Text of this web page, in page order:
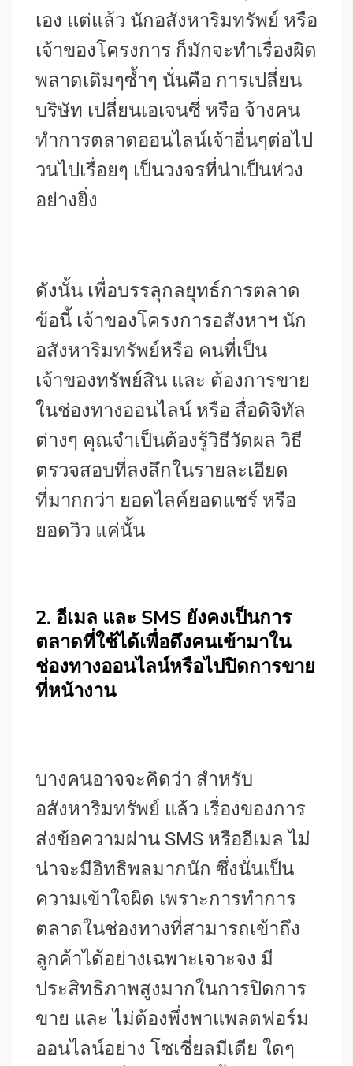
เอง แต่แล้ว นักอสังหาริมทรัพย์ หรือ
เจ้าของโครงการ ก็มักจะทำเรื่องผิด
พลาดเดิมๆซ้ำๆ นั่นคือ การเปลี่ยน
บริษัท เปลี่ยนเอเจนซี่ หรือ จ้างคน
ทำการตลาดออนไลน์เจ้าอื่นๆต่อไป
วนไปเรื่อยๆ เป็นวงจรที่น่าเป็นห่วง
อย่างยิ่ง
ดังนั้น เพื่อบรรลุกลยุทธ์การตลาด
ข้อนี้ เจ้าของโครงการอสังหาฯ นัก
อสังหาริมทรัพย์หรือ คนที่เป็น
เจ้าของทรัพย์สิน และ ต้องการขาย
ในช่องทางออนไลน์ หรือ สื่อดิจิทัล
ต่างๆ คุณจำเป็นต้องรู้วิธีวัดผล วิธี
ตรวจสอบที่ลงลึกในรายละเอียด
ที่มากกว่า ยอดไลค์ยอดแชร์ หรือ
ยอดวิว แค่นั้น
2. อีเมล และ SMS ยังคงเป็นการ
ตลาดที่ใช้ได้เพื่อดึงคนเข้ามาใน
ช่องทางออนไลน์หรือไปปิดการขาย
ที่หน้างาน
บางคนอาจจะคิดว่า สำหรับ
อสังหาริมทรัพย์ แล้ว เรื่องของการ
ส่งข้อความผ่าน SMS หรืออีเมล ไม่
น่าจะมีอิทธิพลมากนัก ซึ่งนั่นเป็น
ความเข้าใจผิด เพราะการทำการ
ตลาดในช่องทางที่สามารถเข้าถึง
ลูกค้าได้อย่างเฉพาะเจาะจง มี
ประสิทธิภาพสูงมากในการปิดการ
ขาย และ ไม่ต้องพึ่งพาแพลตฟอร์ม
ออนไลน์อย่าง โซเชี่ยลมีเดีย ใดๆ